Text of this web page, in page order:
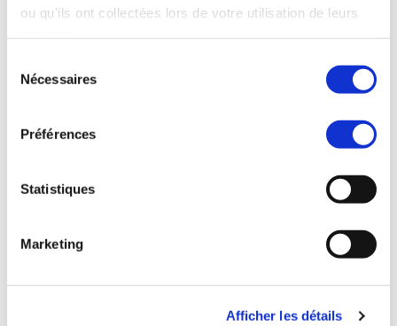
ou qu'ils ont collectées lors de votre utilisation de leurs
Nécessaires
Préférences
Statistiques
Marketing
Afficher les détails
prometteur pour le commerce
électronique au Brésil. Les ventes
publicitaires numériques devraient
chiffres, ce qui témoigne de la
En conclusion, malgré les défis
économiques auxquels l'Amérique